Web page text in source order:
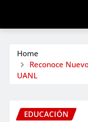
Home
Reconoce
UANL
EDUCACIÓN